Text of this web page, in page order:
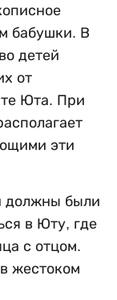
бабушки. В
детей
от
Юта. При
эти
должны были
в Юту, где
с отцом.
жестоком